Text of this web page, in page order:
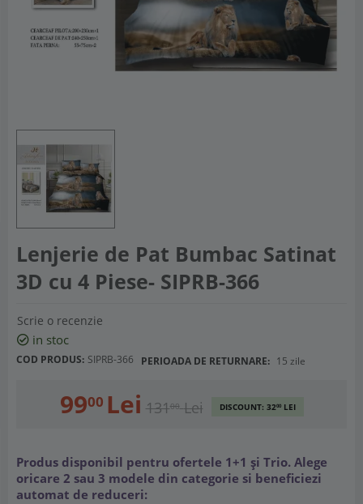
Lenjerie de Pat Bumbac Satinat
3D cu 4 Piese- SIPRB-366
Scrie o recenzie
in stoc
COD PRODUS: SIPRB-366 PERIOADA DE RETURNARE: 15 zile
9900 Lei 13100 Lei DISCOUNT: 3200LEI
Produs disponibil pentru ofertele 1+1 și Trio. Alege
oricare 2 sau 3 modele din categorie si beneficiezi
automat de reduceri: